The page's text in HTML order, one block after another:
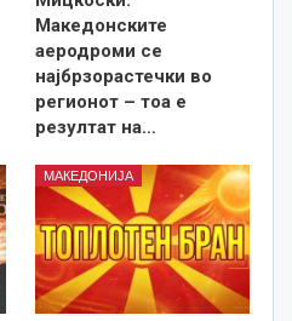
Македонските
аеродроми се
најбрзорастечки во
регионот – тоа е
резултат на…
МАКЕДОНИЈА